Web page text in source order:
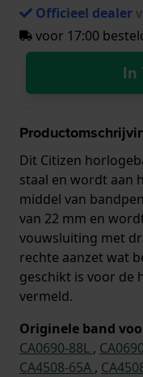
Officieel dealer
voor 17:00
In
Dit Citizen
staal en wordt aan
middel van
van 22 mm en
vouwsluiting met
rechte aanzet wat
geschikt is voor de
vermeld.
Originele band
CA0690-88L ,
CA4508-65A ,